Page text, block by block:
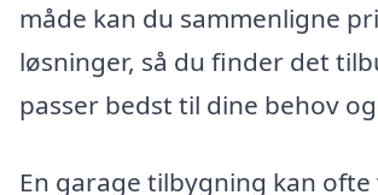
måde kan du sammenligne
løsninger, så du finder det
passer bedst til dine behov
En garage tilbygning kan